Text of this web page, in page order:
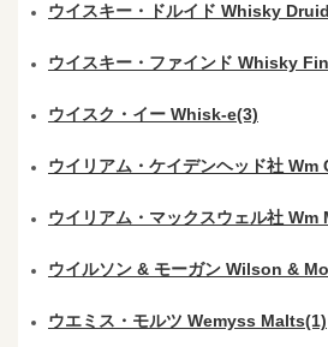
ウイスキー・ドルイド Whisky
ウイスキー・ファインド Whisky
ウイスク・イー Whisk-e(3)
ウイリアム・ケイデンヘッド社
ウイリアム・マックスウェル社 Wm
ウイルソン & モーガン Wilson &
ウエミス・モルツ Wemyss Malts(1)